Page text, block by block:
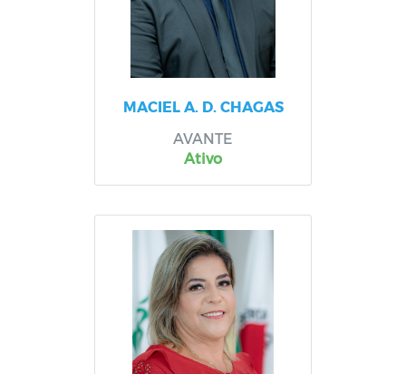
MACIEL A. D. CHAGAS
AVANTE
Ativo